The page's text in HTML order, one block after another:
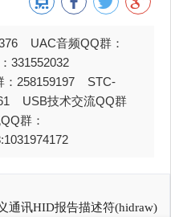
UAC音频QQ群：
331552032
：258159197 STC-
USB技术交流QQ群
群：
通讯HID报告描述符(hidraw)